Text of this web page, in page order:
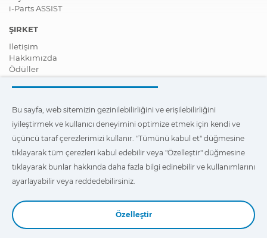
i-Parts ASSIST
ŞIRKET
İletişim
Hakkımızda
Ödüller
Sertifikalar
Kurumsal Sosyal Sorumluluk
Haberler
Videolar
FAQ - Sıkça Sorulan Sorular
Bu sayfa, web sitemizde erişilebilirliği ve en iyi gezinti
deneyimini sağlamak, ayrıca da kullanıcı deneyimini optimize
etmek için kendi ve üçüncü taraf çerezlerimizi kullanır. Bunlar
veya reddetmek için"Ayarlar"üzerine tıklayabilirsiniz.
Bu sayfa, web sitemizin gezinilebilirliğini ve erişilebilirliğini
iyileştirmek ve kullanıcı deneyimini optimize etmek için kendi ve
üçüncü taraf çerezlerimizi kullanır. "Tümünü kabul et" düğmesine
tıklayarak tüm çerezleri kabul edebilir veya "Özelleştir" düğmesine
tıklayarak bunlar hakkında daha fazla bilgi edinebilir ve kullanımlarını
ayarlayabilir veya reddedebilirsiniz.
Özelleştir